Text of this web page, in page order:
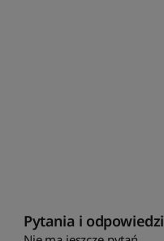
Pytania i odpowiedzi